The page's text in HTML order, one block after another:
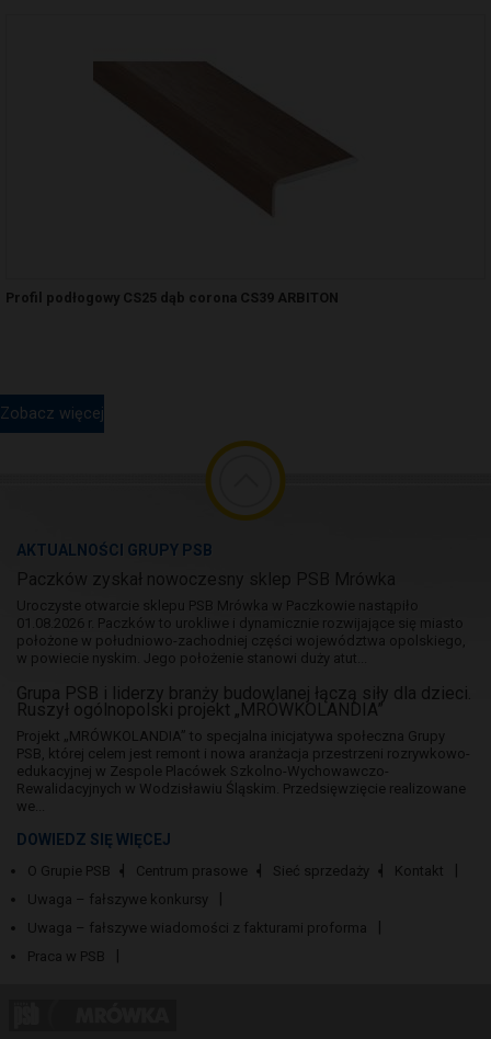
Profil podłogowy CS25 dąb corona CS39 ARBITON
Zobacz więcej
AKTUALNOŚCI GRUPY PSB
Paczków zyskał nowoczesny sklep PSB Mrówka
Uroczyste otwarcie sklepu PSB Mrówka w Paczkowie nastąpiło
01.08.2026 r. Paczków to urokliwe i dynamicznie rozwijające się miasto
położone w południowo-zachodniej części województwa opolskiego,
w powiecie nyskim. Jego położenie stanowi duży atut...
Grupa PSB i liderzy branży budowlanej łączą siły dla dzieci.
Ruszył ogólnopolski projekt „MRÓWKOLANDIA”
Projekt „MRÓWKOLANDIA” to specjalna inicjatywa społeczna Grupy
PSB, której celem jest remont i nowa aranżacja przestrzeni rozrywkowo-
edukacyjnej w Zespole Placówek Szkolno-Wychowawczo-
Rewalidacyjnych w Wodzisławiu Śląskim. Przedsięwzięcie realizowane
we...
DOWIEDZ SIĘ WIĘCEJ
O Grupie PSB Centrum prasowe Sieć sprzedaży
Kontakt
Uwaga – fałszywe konkursy
Uwaga – fałszywe wiadomości z fakturami proforma
Praca w PSB